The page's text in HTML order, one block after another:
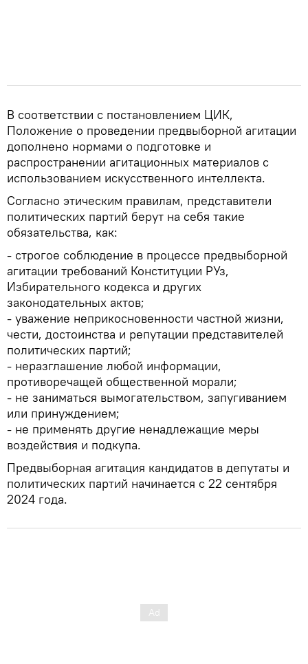
В соответствии с постановлением ЦИК,
Положение о проведении предвыборной агитации
дополнено нормами о подготовке и
распространении агитационных материалов с
использованием искусственного интеллекта.
Согласно этическим правилам, представители
политических партий берут на себя такие
обязательства, как:
- строгое соблюдение в процессе предвыборной
агитации требований Конституции РУз,
Избирательного кодекса и других
законодательных актов;
- уважение неприкосновенности частной жизни,
чести, достоинства и репутации представителей
политических партий;
- неразглашение любой информации,
противоречащей общественной морали;
- не заниматься вымогательством, запугиванием
или принуждением;
- не применять другие ненадлежащие меры
воздействия и подкупа.
Предвыборная агитация кандидатов в депутаты и
политических партий начинается с 22 сентября
2024 года.